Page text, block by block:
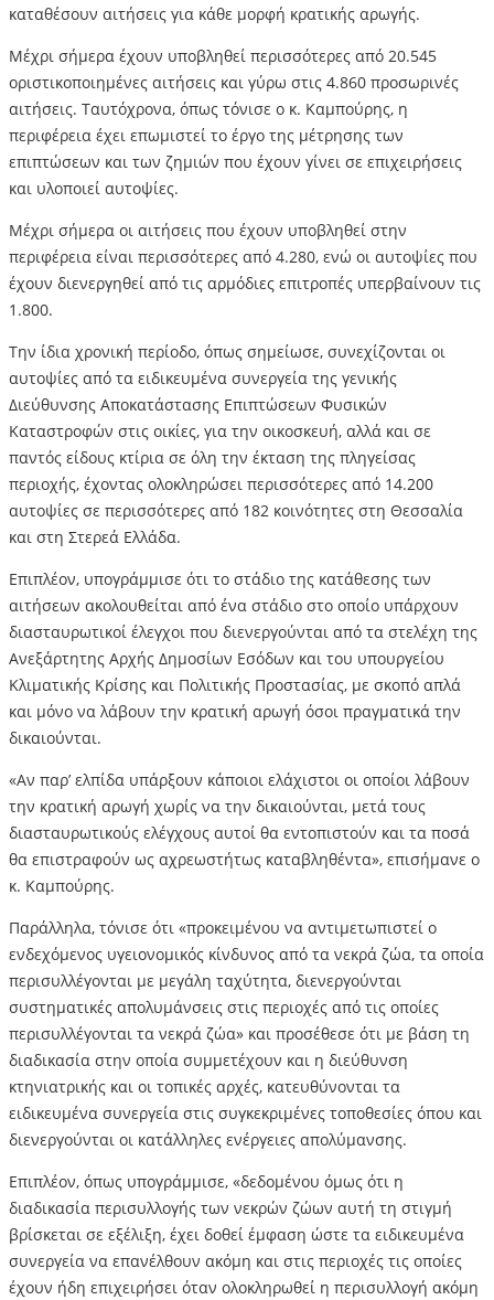
καταθέσουν αιτήσεις για κάθε μορφή κρατικής αρωγής.
Μέχρι σήμερα έχουν υποβληθεί περισσότερες από 20.545
οριστικοποιημένες αιτήσεις και γύρω στις 4.860 προσωρινές
αιτήσεις. Ταυτόχρονα, όπως τόνισε ο κ. Καμπούρης, η
περιφέρεια έχει επωμιστεί το έργο της μέτρησης των
επιπτώσεων και των ζημιών που έχουν γίνει σε επιχειρήσεις
και υλοποιεί αυτοψίες.
Μέχρι σήμερα οι αιτήσεις που έχουν υποβληθεί στην
περιφέρεια είναι περισσότερες από 4.280, ενώ οι αυτοψίες που
έχουν διενεργηθεί από τις αρμόδιες επιτροπές υπερβαίνουν τις
1.800.
Την ίδια χρονική περίοδο, όπως σημείωσε, συνεχίζονται οι
αυτοψίες από τα ειδικευμένα συνεργεία της γενικής
Διεύθυνσης Αποκατάστασης Επιπτώσεων Φυσικών
Καταστροφών στις οικίες, για την οικοσκευή, αλλά και σε
παντός είδους κτίρια σε όλη την έκταση της πληγείσας
περιοχής, έχοντας ολοκληρώσει περισσότερες από 14.200
αυτοψίες σε περισσότερες από 182 κοινότητες στη Θεσσαλία
και στη Στερεά Ελλάδα.
Επιπλέον, υπογράμμισε ότι το στάδιο της κατάθεσης των
αιτήσεων ακολουθείται από ένα στάδιο στο οποίο υπάρχουν
διασταυρωτικοί έλεγχοι που διενεργούνται από τα στελέχη της
Ανεξάρτητης Αρχής Δημοσίων Εσόδων και του υπουργείου
Κλιματικής Κρίσης και Πολιτικής Προστασίας, με σκοπό απλά
και μόνο να λάβουν την κρατική αρωγή όσοι πραγματικά την
δικαιούνται.
«Αν παρ’ ελπίδα υπάρξουν κάποιοι ελάχιστοι οι οποίοι λάβουν
την κρατική αρωγή χωρίς να την δικαιούνται, μετά τους
διασταυρωτικούς ελέγχους αυτοί θα εντοπιστούν και τα ποσά
θα επιστραφούν ως αχρεωστήτως καταβληθέντα», επισήμανε ο
κ. Καμπούρης.
Παράλληλα, τόνισε ότι «προκειμένου να αντιμετωπιστεί ο
ενδεχόμενος υγειονομικός κίνδυνος από τα νεκρά ζώα, τα οποία
περισυλλέγονται με μεγάλη ταχύτητα, διενεργούνται
συστηματικές απολυμάνσεις στις περιοχές από τις οποίες
περισυλλέγονται τα νεκρά ζώα» και προσέθεσε ότι με βάση τη
διαδικασία στην οποία συμμετέχουν και η διεύθυνση
κτηνιατρικής και οι τοπικές αρχές, κατευθύνονται τα
ειδικευμένα συνεργεία στις συγκεκριμένες τοποθεσίες όπου και
διενεργούνται οι κατάλληλες ενέργειες απολύμανσης.
Επιπλέον, όπως υπογράμμισε, «δεδομένου όμως ότι η
διαδικασία περισυλλογής των νεκρών ζώων αυτή τη στιγμή
βρίσκεται σε εξέλιξη, έχει δοθεί έμφαση ώστε τα ειδικευμένα
συνεργεία να επανέλθουν ακόμη και στις περιοχές τις οποίες
έχουν ήδη επιχειρήσει όταν ολοκληρωθεί η περισυλλογή ακόμη